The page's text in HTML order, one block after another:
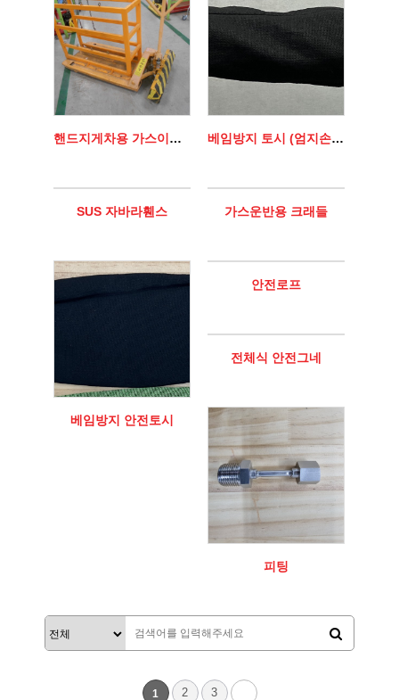
핸드지게차용 가스이동대차 베임방지 토시 (엄지손가락 걸이형)
SUS 자바라휀스 가스운반용 크래들
베임방지 안전토시
안전로프
전체식 안전그네
피팅
1 2 3